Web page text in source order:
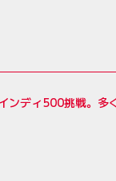
ンディ500挑戦。多